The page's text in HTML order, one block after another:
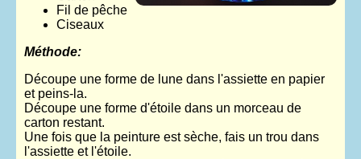
Fil de pêche
Ciseaux
Méthode:
Découpe une forme de lune dans l'assiette en papier
et peins-la.
Découpe une forme d'étoile dans un morceau de
carton restant.
Une fois que la peinture est sèche, fais un trou dans
l'assiette et l'étoile.